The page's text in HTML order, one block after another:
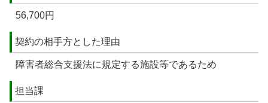
56,700円
契約の相手方とした理由
障害者総合支援法に規定する施設等であるため
担当課